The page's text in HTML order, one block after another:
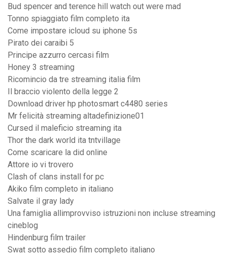
Bud spencer and terence hill watch out were mad
Tonno spiaggiato film completo ita
Come impostare icloud su iphone 5s
Pirato dei caraibi 5
Principe azzurro cercasi film
Honey 3 streaming
Ricomincio da tre streaming italia film
Il braccio violento della legge 2
Download driver hp photosmart c4480 series
Mr felicità streaming altadefinizione01
Cursed il maleficio streaming ita
Thor the dark world ita tntvillage
Come scaricare la did online
Attore io vi trovero
Clash of clans install for pc
Akiko film completo in italiano
Salvate il gray lady
Una famiglia allimprovviso istruzioni non incluse streaming
cineblog
Hindenburg film trailer
Swat sotto assedio film completo italiano